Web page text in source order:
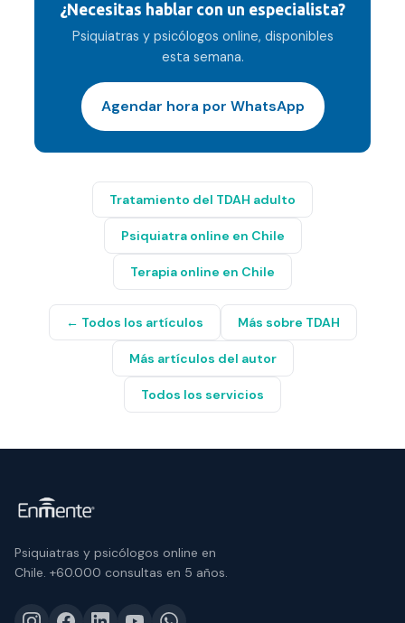
¿Necesitas hablar con un especialista?
Psiquiatras y psicólogos online, disponibles
esta semana.
Agendar hora por WhatsApp
Tratamiento del TDAH adulto
Psiquiatra online en Chile
Terapia online en Chile
← Todos los artículos Más sobre TDAH
Más artículos del autor
Todos los servicios
Psiquiatras y psicólogos online en
Chile. +60.000 consultas en 5 años.